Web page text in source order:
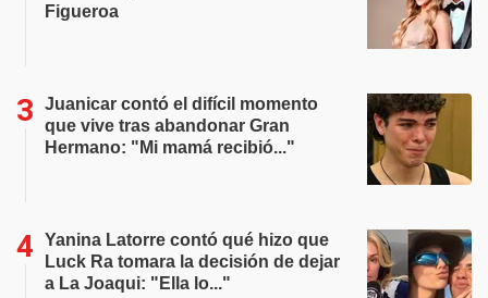
Figueroa
Juanicar contó el difícil momento
que vive tras abandonar Gran
Hermano: "Mi mamá recibió..."
Yanina Latorre contó qué hizo que
Luck Ra tomara la decisión de dejar
a La Joaqui: "Ella lo..."